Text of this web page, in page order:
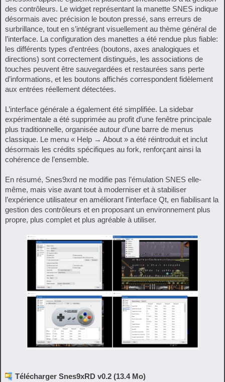
des contrôleurs. Le widget représentant la manette SNES indique
désormais avec précision le bouton pressé, sans erreurs de
surbrillance, tout en s’intégrant visuellement au thème général de
l’interface. La configuration des manettes a été rendue plus fiable:
les différents types d’entrées (boutons, axes analogiques et
directions) sont correctement distingués, les associations de
touches peuvent être sauvegardées et restaurées sans perte
d’informations, et les boutons affichés correspondent fidèlement
aux entrées réellement détectées.
L’interface générale a également été simplifiée. La sidebar
expérimentale a été supprimée au profit d’une fenêtre principale
plus traditionnelle, organisée autour d’une barre de menus
classique. Le menu « Help → About » a été réintroduit et inclut
désormais les crédits spécifiques au fork, renforçant ainsi la
cohérence de l’ensemble.
En résumé, Snes9xrd ne modifie pas l’émulation SNES elle-
même, mais vise avant tout à moderniser et à stabiliser
l’expérience utilisateur en améliorant l’interface Qt, en fiabilisant la
gestion des contrôleurs et en proposant un environnement plus
propre, plus complet et plus agréable à utiliser.
Télécharger Snes9xRD v0.2 (13.4 Mo)